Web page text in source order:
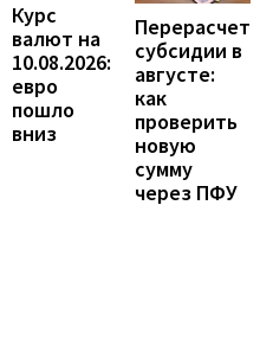
Курс
валют на
10.08.2026:
евро
пошло
вниз
Перерасчет
субсидии в
августе:
как
проверить
новую
сумму
через ПФУ